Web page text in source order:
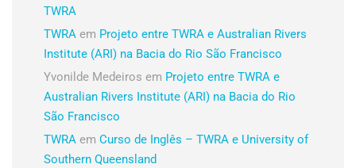
TWRA
TWRA em Projeto entre TWRA e Australian Rivers
Institute (ARI) na Bacia do Rio São Francisco
Yvonilde Medeiros em Projeto entre TWRA e
Australian Rivers Institute (ARI) na Bacia do Rio
São Francisco
TWRA em Curso de Inglês – TWRA e University of
Southern Queensland